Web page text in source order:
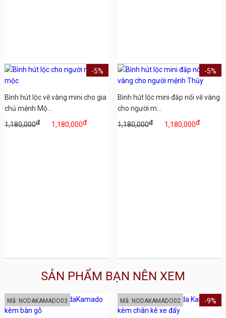
Bình hút lộc vẽ vàng mini cho gia
chủ mệnh Mộ...
1,180,000đ 1,180,000đ
-5%
Bình hút lộc mini đắp nổi vẽ vàng
cho người m...
1,180,000đ 1,180,000đ
-5%
SẢN PHẨM BẠN NÊN XEM
Mã: NODAKAMADO03 -9%
Mã: NODAKAMADO02